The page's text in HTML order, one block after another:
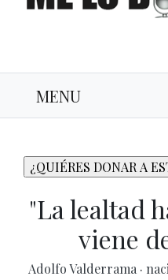
MENU
"La lealtad
viene
Adolfo Valderrama ·